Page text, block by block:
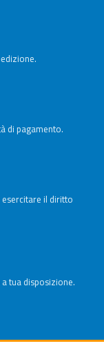
di pagamento.
il diritto
tua disposizione.